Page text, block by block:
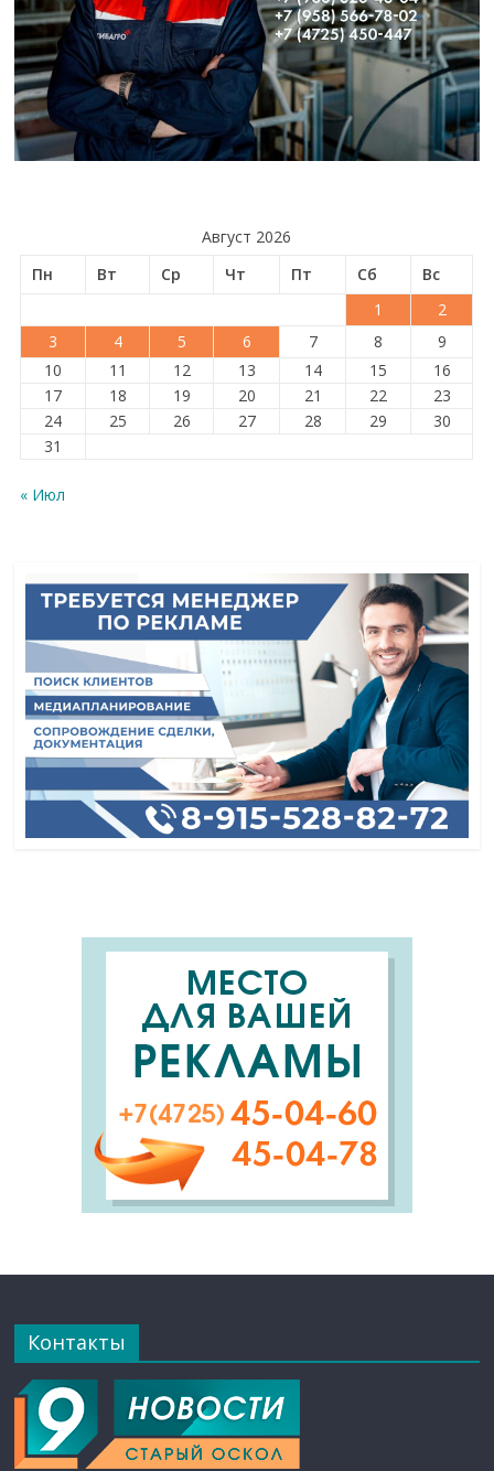
Август 2026
Пн
Вт Ср Чт Пт Сб
Вс
1
2
3
4 5 6 7 8
9
10
11 12 13 14 15
16
17
18 19 20 21 22
23
24
25 26 27 28 29
30
31
« Июл
Контакты